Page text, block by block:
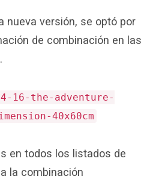
nueva versión, se optó por
de combinación en las
16-the-adventure-
40x60cm
en todos los listados de
la combinación